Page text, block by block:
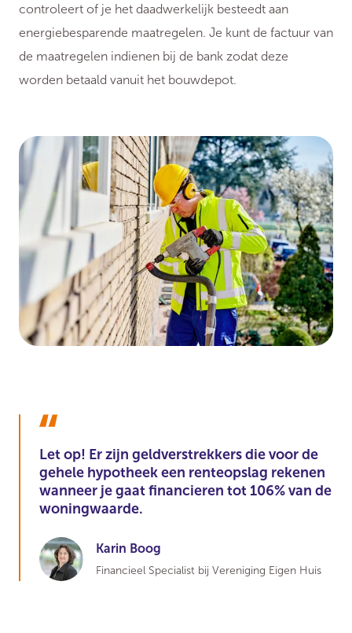
controleert of je het daadwerkelijk besteedt aan
energiebesparende maatregelen. Je kunt de factuur van
de maatregelen indienen bij de bank zodat deze
worden betaald vanuit het bouwdepot.
Let op! Er zijn geldverstrekkers die voor de
gehele hypotheek een renteopslag rekenen
wanneer je gaat financieren tot 106% van de
woningwaarde.
Karin Boog
Financieel Specialist bij Vereniging Eigen Huis